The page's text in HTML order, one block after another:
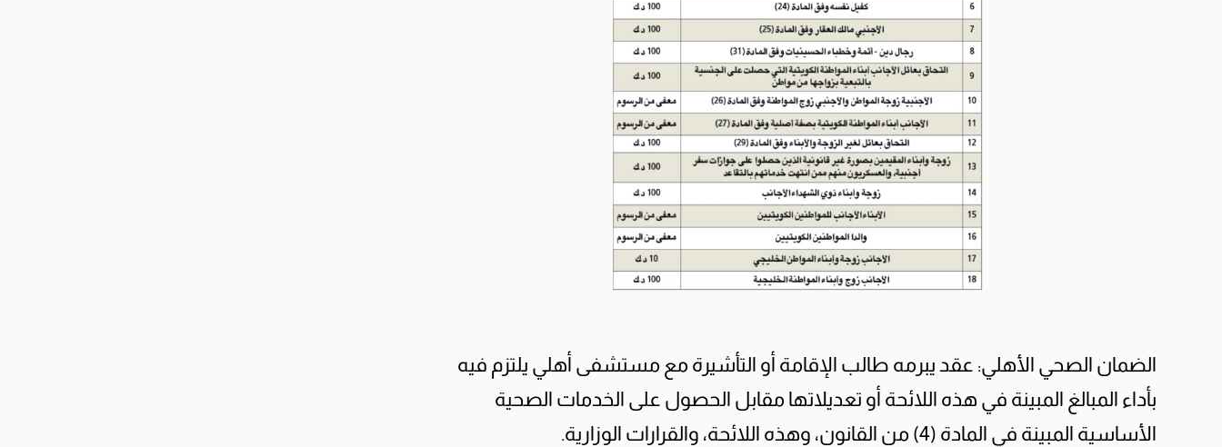
الضمان الصحي الأهلي: عقد يبرمه طالب الإقامة أو التأشيرة مع مستشفى أهلي يلتزم فيه
بأداء المبالغ المبينة في هذه اللائحة أو تعديلاتها مقابل الحصول على الخدمات الصحية
الأساسية المبينة في المادة (4) من القانون، وهذه اللائحة، والقرارات الوزارية.